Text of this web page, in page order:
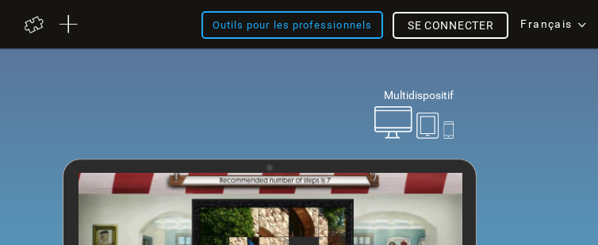
Outils pour les professionnels Français
SE CONNECTER
Multidispositif